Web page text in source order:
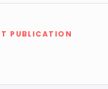
PUBLICATION